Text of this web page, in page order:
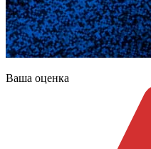
Ваша оценка